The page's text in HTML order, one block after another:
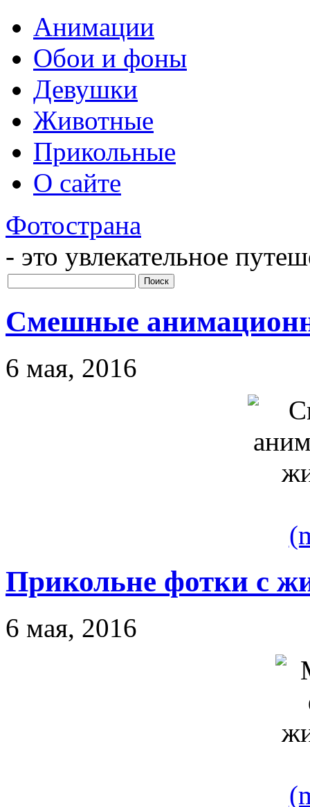
Анимации
Обои и фоны
Девушки
Животные
Прикольные
О сайте
Фотострана
- это увлекательное
Cмешные
6 мая, 2016
Прикольне фотки с
6 мая, 2016